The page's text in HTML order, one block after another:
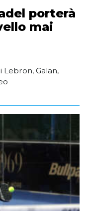
porterà
mai
Galan,